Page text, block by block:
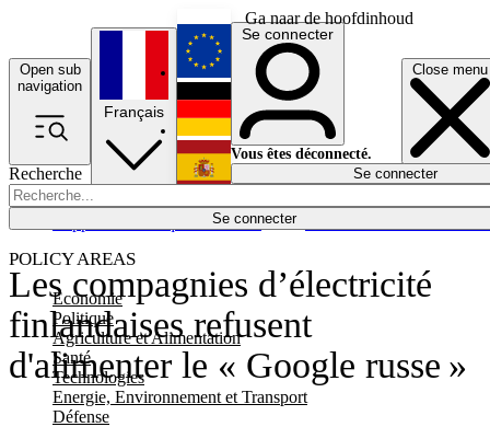
Ga naar de hoofdinhoud
Open sub
navigation
Close menu
Recherche
Se connecter
POLICY AREAS
Economie
Politique
Agriculture et Alimentation
Santé
Technologies
Energie, Environnement et Transport
Défense
Économie
Français
English
Deutsch
Español
Se connecter
Vous êtes déconnecté.
Se connecter
Les compagnies d’électricité
finlandaises refusent
d'alimenter le « Google russe »